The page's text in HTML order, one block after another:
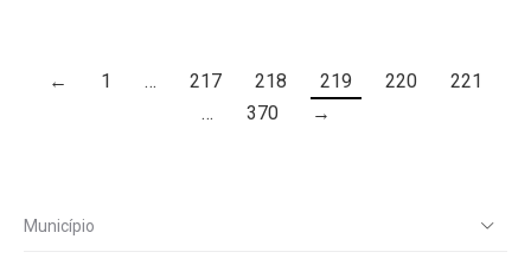
← 1 … 217 218 219 220
221
…
370 →
Município